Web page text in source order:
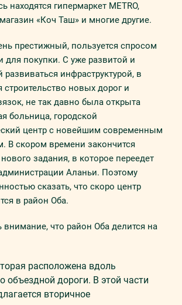
находятся гипермаркет METRO,
«Коч Таш» и многие другие.
престижный, пользуется спросом
для покупки. С уже развитой и
инфраструктурой, в
строительство новых дорог и
не так давно была открыта
больница, городской
центр с новейшим современным
В скором времени закончится
задания, в которое переедет
Аланьи. Поэтому
сказать, что скоро центр
в район Оба.
внимание, что район Оба делится на
расположена вдоль
объездной дороги. В этой части
вторичное